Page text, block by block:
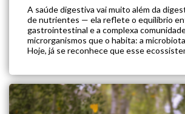
A saúde digestiva vai muito além da
de nutrientes — ela reflete o equilíbrio
gastrointestinal e a complexa
microrganismos que o habita: a
Hoje, já se reconhece que esse